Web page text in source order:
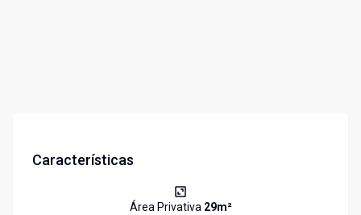
Características
Área Privativa 29m²